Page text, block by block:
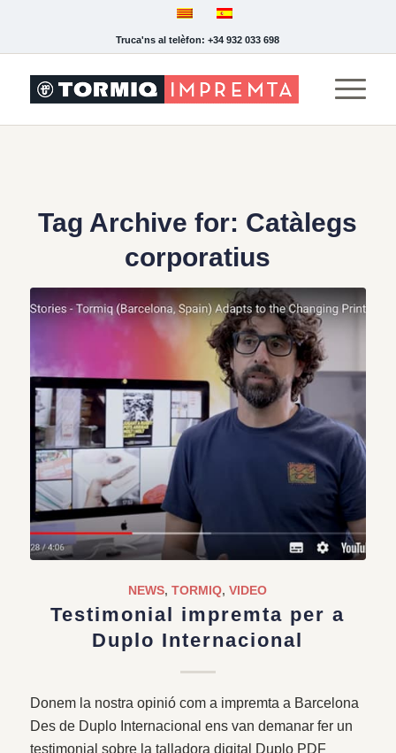
Truca'ns al telèfon: +34 932 033 698
Tag Archive for: Catàlegs
corporatius
NEWS,TORMIQ,VIDEO
Testimonial impremta per a
Duplo Internacional
Donem la nostra opinió com a impremta a Barcelona
Des de Duplo Internacional ens van demanar fer un
testimonial sobre la talladora digital Duplo PDF